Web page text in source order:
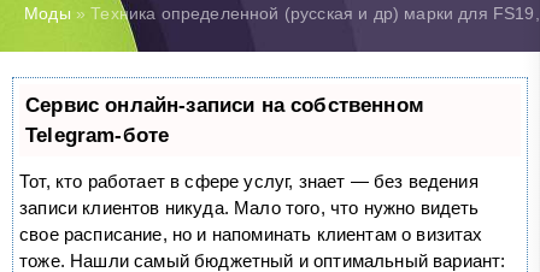
Моды » Техника определенной (русская и др) марки для
Сервис онлайн-записи на собственном
Telegram-боте
Тот, кто работает в сфере услуг, знает — без ведения
записи клиентов никуда. Мало того, что нужно видеть
свое расписание, но и напоминать клиентам о визитах
тоже. Нашли самый бюджетный и оптимальный вариант: